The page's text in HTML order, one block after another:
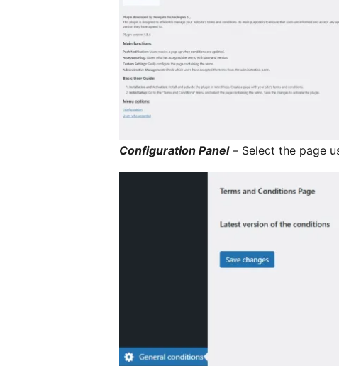
Configuration Panel– Select the page